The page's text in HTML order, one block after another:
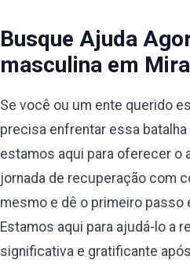
Busque Ajuda
masculina em
Se você ou um ente querido
precisa enfrentar essa
estamos aqui para oferecer o
jornada de recuperação com
mesmo e dê o primeiro passo
Estamos aqui para ajudá-lo a
significativa e gratificante